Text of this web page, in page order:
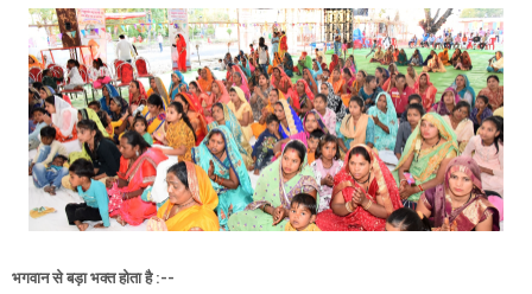
भगवान से बड़ा भक्त होता है :--